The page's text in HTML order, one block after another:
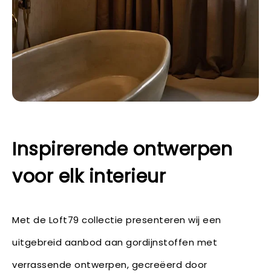
Inspirerende ontwerpen
voor elk interieur
Met de Loft79 collectie presenteren wij een
uitgebreid aanbod aan gordijnstoffen met
verrassende ontwerpen, gecreëerd door